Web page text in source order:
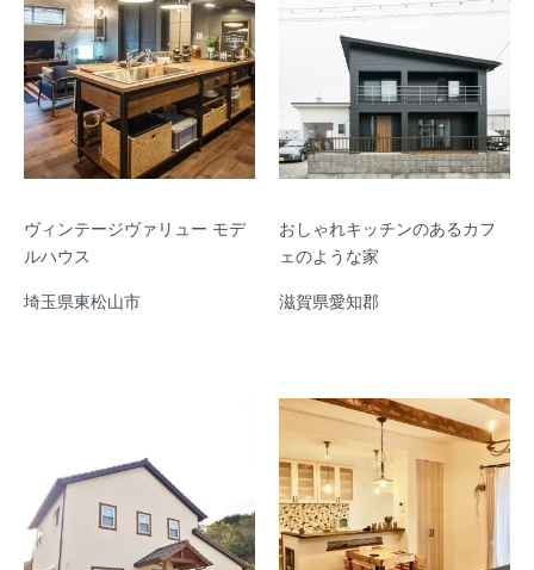
ヴィンテージヴァリュー モデ
ルハウス
埼玉県東松山市
おしゃれキッチンのあるカフ
ェのような家
滋賀県愛知郡